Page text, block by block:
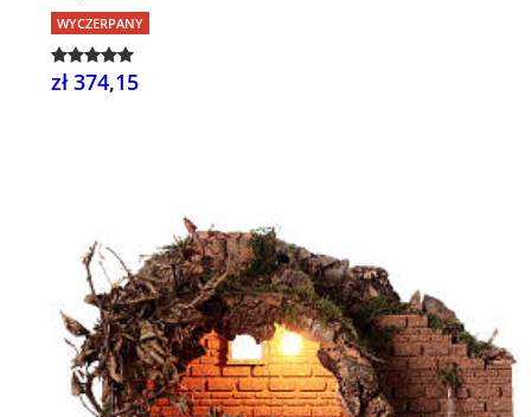
WYCZERPANY
zł 374,15